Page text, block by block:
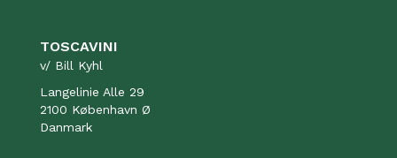
TOSCAVINI
v/ Bill Kyhl
Langelinie Alle 29
2100 København Ø
Danmark